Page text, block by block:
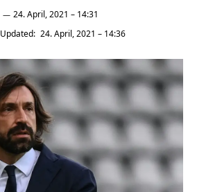
24. April, 2021 – 14:31
Updated: 24. April, 2021 – 14:36